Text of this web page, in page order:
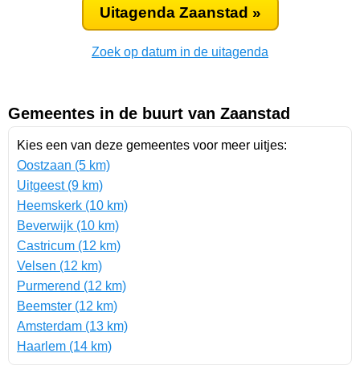
Uitagenda Zaanstad »
Zoek op datum in de uitagenda
Gemeentes in de buurt van Zaanstad
Kies een van deze gemeentes voor meer uitjes:
Oostzaan (5 km)
Uitgeest (9 km)
Heemskerk (10 km)
Beverwijk (10 km)
Castricum (12 km)
Velsen (12 km)
Purmerend (12 km)
Beemster (12 km)
Amsterdam (13 km)
Haarlem (14 km)